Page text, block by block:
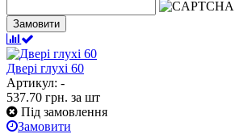
Замовити
Двері глухі 60
Артикул: -
537.70 грн. за шт
Під замовлення
Замовити